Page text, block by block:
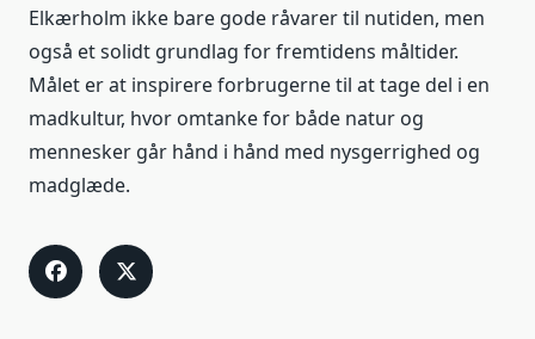
Elkærholm ikke bare gode råvarer til nutiden, men
også et solidt grundlag for fremtidens måltider.
Målet er at inspirere forbrugerne til at tage del i en
madkultur, hvor omtanke for både natur og
mennesker går hånd i hånd med nysgerrighed og
madglæde.